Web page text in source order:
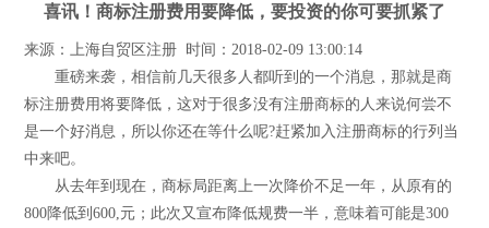
喜讯！商标注册费用要降低，要投资的你可要抓紧了
来源：上海自贸区注册 时间：2018-02-09 13:00:14
重磅来袭，相信前几天很多人都听到的一个消息，那就是商
标注册费用将要降低，这对于很多没有注册商标的人来说何尝不
是一个好消息，所以你还在等什么呢?赶紧加入注册商标的行列当
中来吧。
从去年到现在，商标局距离上一次降价不足一年，从原有的
800降低到600,元；此次又宣布降低规费一半，意味着可能是300